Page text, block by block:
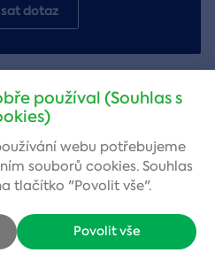
dotaz
Platnost poukazu
12 měsíců
S možností dalšího prodloužení
používal (Souhlas s
webu potřebujeme
souborů cookies. Souhlas
tlačítko "Povolit vše".
Povolit vše